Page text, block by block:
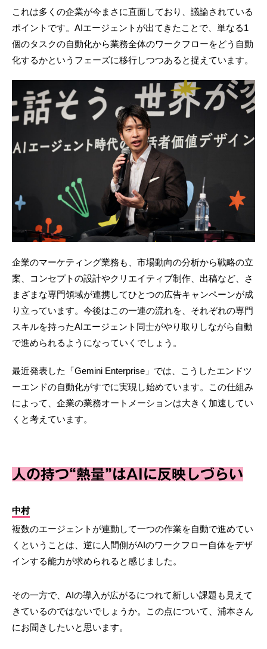
これは多くの企業が今まさに直面しており、議論されている
ポイントです。AIエージェントが出てきたことで、単なる1
個のタスクの自動化から業務全体のワークフローをどう自動
化するかというフェーズに移行しつつあると捉えています。
企業のマーケティング業務も、市場動向の分析から戦略の立
案、コンセプトの設計やクリエイティブ制作、出稿など、さ
まざまな専門領域が連携してひとつの広告キャンペーンが成
り立っています。今後はこの一連の流れを、それぞれの専門
スキルを持ったAIエージェント同士がやり取りしながら自動
で進められるようになっていくでしょう。
最近発表した「Gemini Enterprise」では、こうしたエンドツ
ーエンドの自動化がすでに実現し始めています。この仕組み
によって、企業の業務オートメーションは大きく加速してい
くと考えています。
人の持つ“熱量”はAIに反映しづらい
中村
複数のエージェントが連動して一つの作業を自動で進めてい
くということは、逆に人間側がAIのワークフロー自体をデザ
インする能力が求められると感じました。
その一方で、AIの導入が広がるにつれて新しい課題も見えて
きているのではないでしょうか。この点について、浦本さん
にお聞きしたいと思います。